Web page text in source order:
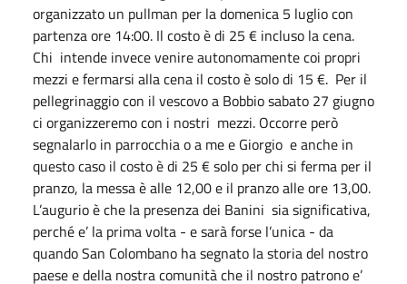
organizzato un pullman per la domenica 5 luglio con
partenza ore 14:00. Il costo è di 25 € incluso la cena.
Chi intende invece venire autonomamente coi propri
mezzi e fermarsi alla cena il costo è solo di 15 €. Per il
pellegrinaggio con il vescovo a Bobbio sabato 27 giugno
ci organizzeremo con i nostri mezzi. Occorre però
segnalarlo in parrocchia o a me e Giorgio e anche in
questo caso il costo è di 25 € solo per chi si ferma per il
pranzo, la messa è alle 12,00 e il pranzo alle ore 13,00.
L’augurio è che la presenza dei Banini sia significativa,
perché e’ la prima volta - e sarà forse l’unica - da
quando San Colombano ha segnato la storia del nostro
paese e della nostra comunità che il nostro patrono e’